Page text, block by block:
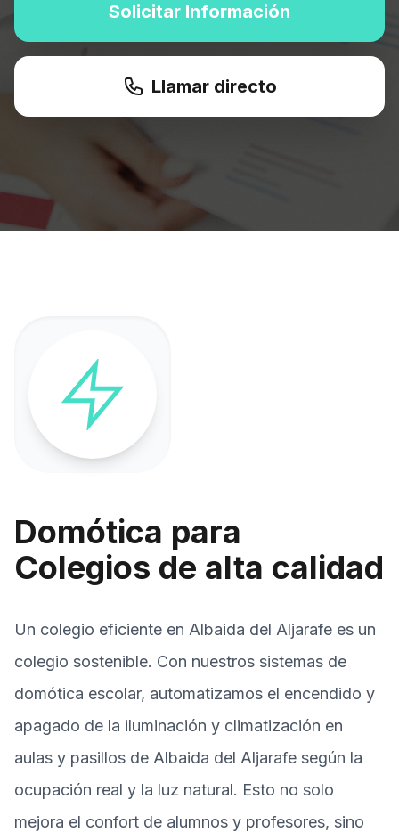
Solicitar Información
Llamar directo
Domótica para
Colegios de alta calidad
Un colegio eficiente en Albaida del Aljarafe es un
colegio sostenible. Con nuestros sistemas de
domótica escolar, automatizamos el encendido y
apagado de la iluminación y climatización en
aulas y pasillos de Albaida del Aljarafe según la
ocupación real y la luz natural. Esto no solo
mejora el confort de alumnos y profesores, sino